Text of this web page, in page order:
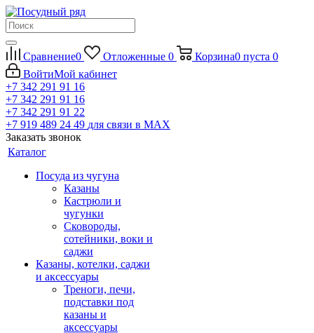
Сравнение0 Отложенные 0 Корзина0 пуста 0
ВойтиМой кабинет
+7 342 291 91 16
+7 342 291 91 16
+7 342 291 91 22
+7 919 489 24 49 для связи в МАХ
Заказать звонок
Каталог
Посуда из чугуна
Казаны
Кастрюли и
чугунки
Сковороды,
сотейники, воки и
саджи
Казаны, котелки, саджи
и аксессуары
Треноги, печи,
подставки под
казаны и
аксессуары